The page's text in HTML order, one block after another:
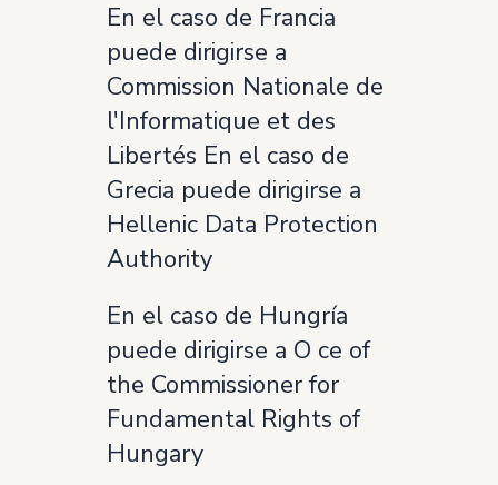
En el caso de Francia
puede dirigirse a
Commission Nationale de
l'Informatique et des
Libertés En el caso de
Grecia puede dirigirse a
Hellenic Data Protection
Authority
En el caso de Hungría
puede dirigirse a O ce of
the Commissioner for
Fundamental Rights of
Hungary